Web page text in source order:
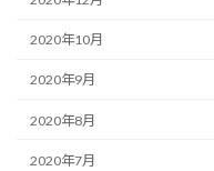
2020年10月
2020年9月
2020年8月
2020年7月